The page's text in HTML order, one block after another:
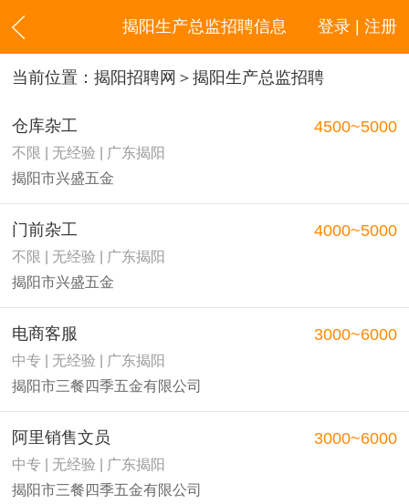
登录 | 注册
揭阳生产总监招聘信息
当前位置： 揭阳招聘网 ＞揭阳生产总监招聘
仓库杂工
不限 | 无经验 | 广东揭阳
揭阳市兴盛五金
4500~5000
门前杂工
不限 | 无经验 | 广东揭阳
揭阳市兴盛五金
4000~5000
电商客服
中专 | 无经验 | 广东揭阳
揭阳市三餐四季五金有限公司
3000~6000
阿里销售文员
中专 | 无经验 | 广东揭阳
揭阳市三餐四季五金有限公司
3000~6000